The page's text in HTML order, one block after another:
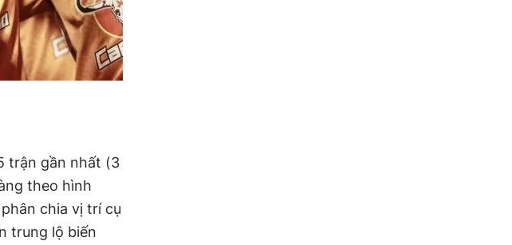
trận gần nhất (3
theo hình
chia vị trí cụ
trung lộ biến